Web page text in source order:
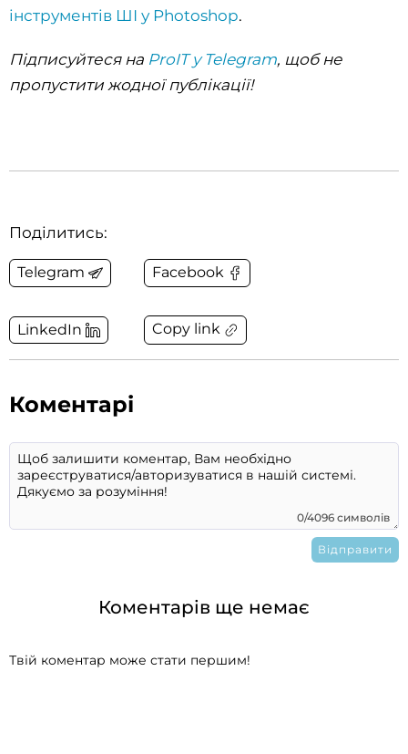
інструментів ШІ у Photoshop.
Підписуйтеся на ProIT у Telegram, щоб не
пропустити жодної публікації!
Поділитись:
Telegram Facebook
LinkedIn Copy link
Коментарі
0/4096 символів
Коментарів ще немає
Твій коментар може стати першим!